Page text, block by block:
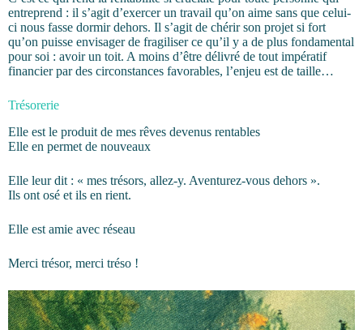
entreprend : il s’agit d’exercer un travail qu’on aime sans que celui-
ci nous fasse dormir dehors. Il s’agit de chérir son projet si fort
qu’on puisse envisager de fragiliser ce qu’il y a de plus fondamental
pour soi : avoir un toit. A moins d’être délivré de tout impératif
financier par des circonstances favorables, l’enjeu est de taille…
Trésorerie
Elle est le produit de mes rêves devenus rentables
Elle en permet de nouveaux
Elle leur dit : « mes trésors, allez-y. Aventurez-vous dehors ».
Ils ont osé et ils en rient.
Elle est amie avec réseau
Merci trésor, merci tréso !